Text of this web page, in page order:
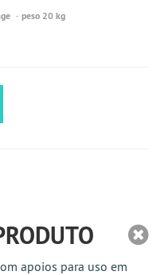
peso 20 kg
apoios para uso em